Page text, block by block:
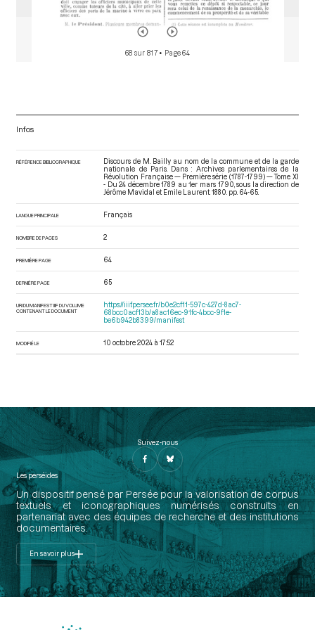
68 sur 817 • Page 64
Infos
RÉFÉRENCE BIBLIOGRAPHIQUE
Discours de M. Bailly au nom de la commune et de la garde
nationale de Paris. Dans : Archives parlementaires de la
Révolution Française — Première série (1787-1799) — Tome XI
- Du 24 décembre 1789 au 1er mars 1790 , sous la direction de
Jérôme Mavidal et Emile Laurent. 1880. pp. 64-65.
LANGUE PRINCIPALE Français
NOMBRE DE PAGES 2
PREMIÈRE PAGE 64
DERNIÈRE PAGE 65
URI DU MANIFEST IIIF DU VOLUME
CONTENANT LE DOCUMENT
https://iiif.persee.fr/b0e2cf11-597c-427d-8ac7-
68bcc0acf13b/a8ac16ec-91fc-4bcc-9f1e-
be6b942b8399/manifest
MODIFIÉ LE 10 octobre 2024 à 17:52
Suivez-nous
Les perséides
Un dispositif pensé par Persée pour la valorisation de corpus
textuels et iconographiques numérisés construits en
partenariat avec des équipes de recherche et des institutions
documentaires.
En savoir plus